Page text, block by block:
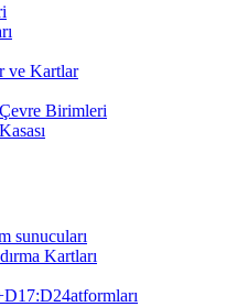
ve Kartlar
Birimleri
sunucuları
Kartları